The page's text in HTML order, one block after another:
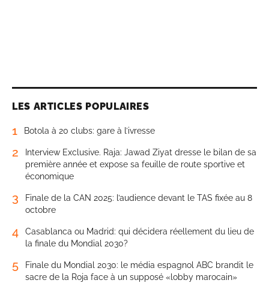
LES ARTICLES POPULAIRES
1 Botola à 20 clubs: gare à l’ivresse
2
Interview Exclusive. Raja: Jawad Ziyat dresse le bilan de sa
première année et expose sa feuille de route sportive et
économique
3
Finale de la CAN 2025: l’audience devant le TAS fixée au 8
octobre
4
Casablanca ou Madrid: qui décidera réellement du lieu de
la finale du Mondial 2030?
5
Finale du Mondial 2030: le média espagnol ABC brandit le
sacre de la Roja face à un supposé «lobby marocain»